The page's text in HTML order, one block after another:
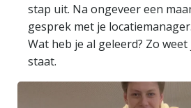
stap uit. Na ongeveer een
gesprek met je
Wat heb je al geleerd? Zo
staat.